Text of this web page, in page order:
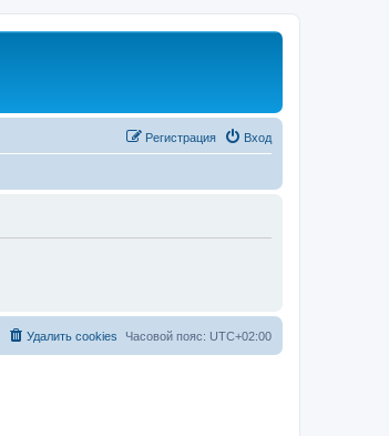
Вход
Регистрация
Часовой пояс: UTC+02:00
Удалить cookies